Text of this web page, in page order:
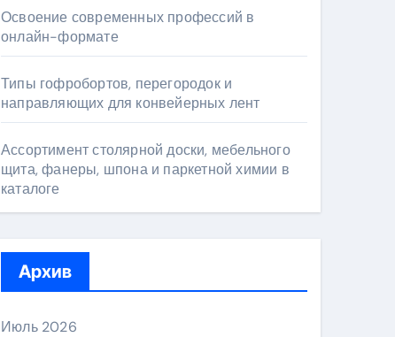
Освоение современных профессий в
онлайн-формате
Типы гофробортов, перегородок и
направляющих для конвейерных лент
Ассортимент столярной доски, мебельного
щита, фанеры, шпона и паркетной химии в
каталоге
Архив
Июль 2026